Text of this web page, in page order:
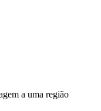
a uma região